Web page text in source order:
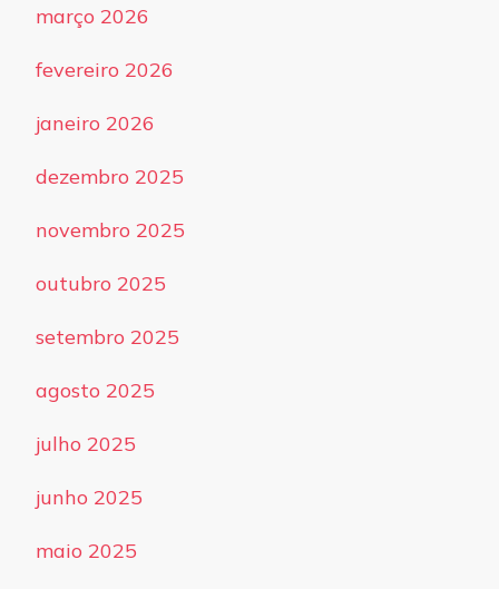
março 2026
fevereiro 2026
janeiro 2026
dezembro 2025
novembro 2025
outubro 2025
setembro 2025
agosto 2025
julho 2025
junho 2025
maio 2025